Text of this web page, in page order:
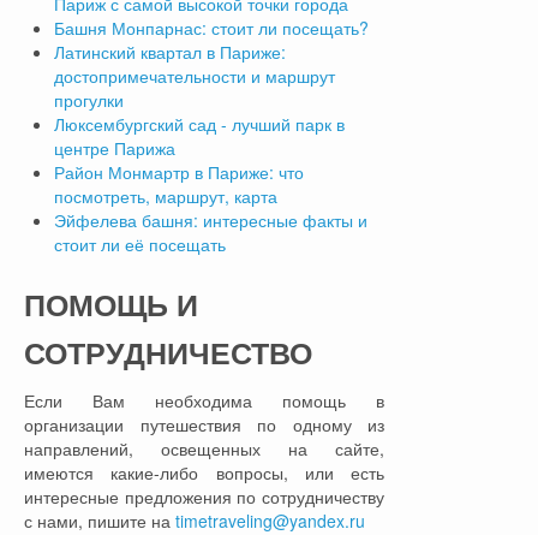
Башня Монпарнас: стоит ли посещать?
Латинский квартал в Париже:
достопримечательности и маршрут
прогулки
Люксембургский сад - лучший парк в
центре Парижа
Район Монмартр в Париже: что
посмотреть, маршрут, карта
Эйфелева башня: интересные факты и
стоит ли её посещать
ПОМОЩЬ И
СОТРУДНИЧЕСТВО
Если Вам необходима помощь в
организации путешествия по одному из
направлений, освещенных на сайте,
имеются какие-либо вопросы, или есть
интересные предложения по сотрудничеству
с нами, пишите на timetraveling@yandex.ru